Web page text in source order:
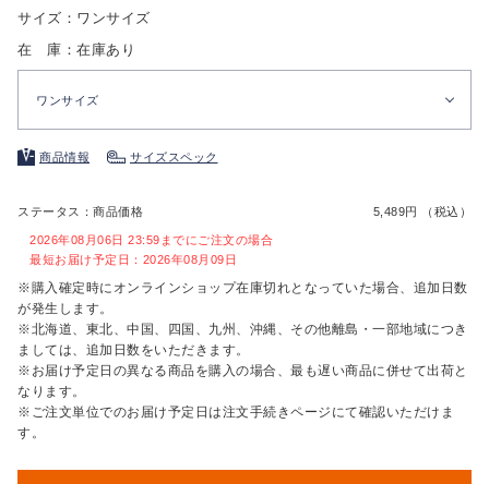
サイズ：ワンサイズ
在 庫：在庫あり
ワンサイズ
商品情報 サイズスペック
ステータス：商品価格 5,489円 （税込）
2026年08月06日 23:59までにご注文の場合
最短お届け予定日：2026年08月09日
※購入確定時にオンラインショップ在庫切れとなっていた場合、追加日数
が発生します。
※北海道、東北、中国、四国、九州、沖縄、その他離島・一部地域につき
ましては、追加日数をいただきます。
※お届け予定日の異なる商品を購入の場合、最も遅い商品に併せて出荷と
なります。
※ご注文単位でのお届け予定日は注文手続きページにて確認いただけま
す。